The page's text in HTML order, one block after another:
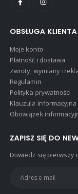
OBSŁUGA KLIENTA
Moje konto
Płatność i dostawa
Zwroty, wymiany i
Regulamin
Polityka prywatności
Klauzula informacyjna
Obowiązek
ZAPISZ SIĘ DO
Dowiedz się pierwszy